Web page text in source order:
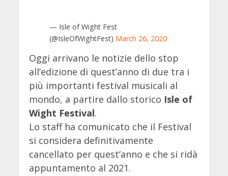
— Isle of Wight Fest
(@IsleOfWightFest) March 26, 2020
Oggi arrivano le notizie dello stop
all’edizione di quest’anno di due tra i
più importanti festival musicali al
mondo, a partire dallo storico Isle of
Wight Festival.
Lo staff ha comunicato che il Festival
si considera definitivamente
cancellato per quest’anno e che si ridà
appuntamento al 2021.